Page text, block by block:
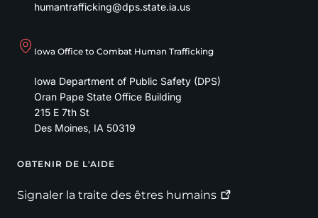
humantrafficking@dps.state.ia.us
Iowa Office to Combat Human Trafficking
Iowa Department of Public Safety (DPS)
Oran Pape State Office Building
215 E 7th St
Des Moines, IA 50319
Footer
OBTENIR DE L'AIDE
Signaler la traite des êtres humains